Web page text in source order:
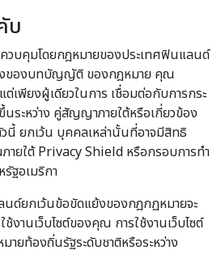
บ
วบคุมโดยกฎหมายของประเทศฟินแลนด์
งของบทบัญญัติ ของกฎหมาย คุณ
เพียงผู้เดียวในการ เชื่อมต่อกับการกระ
ระหว่าง คู่สัญญาภายใต้หรือเกี่ยวข้อง
นี้ ยกเว้น บุคคลเหล่านั้นที่อาจมีสิทธิ
ายใต้ Privacy Shield หรือกรอบการทำ
ฐอเมริกา
ด์ยกเว้นข้อขัดแย้งของกฎกฏหมายจะ
งานเว็บไซต์ของคุณ การใช้งานเว็บไซต์
ยท้องถิ่นรัฐระดับชาติหรือระหว่าง